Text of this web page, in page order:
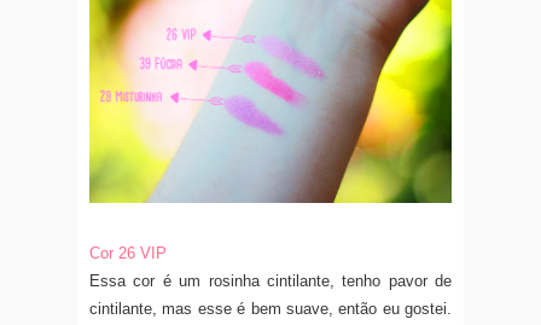
Cor 26 VIP
Essa cor é um rosinha cintilante, tenho pavor de
cintilante, mas esse é bem suave, então eu gostei.